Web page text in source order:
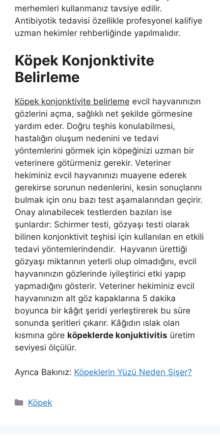
merhemleri kullanmanız tavsiye edilir.
Antibiyotik tedavisi özellikle profesyonel kalifiye
uzman hekimler rehberliğinde yapılmalıdır.
Köpek Konjonktivite
Belirleme
Köpek konjonktivite belirleme evcil hayvanınızın
gözlerini açma, sağlıklı net şekilde görmesine
yardım eder. Doğru teşhis konulabilmesi,
hastalığın oluşum nedenini ve tedavi
yöntemlerini görmek için köpeğinizi uzman bir
veterinere götürmeniz gerekir. Veteriner
hekiminiz evcil hayvanınızı muayene ederek
gerekirse sorunun nedenlerini, kesin sonuçlarını
bulmak için onu bazı test aşamalarından geçirir.
Onay alınabilecek testlerden bazıları ise
şunlardır: Schirmer testi, gözyaşı testi olarak
bilinen konjonktivit teşhisi için kullanılan en etkili
tedavi yöntemlerindendir. Hayvanın ürettiği
gözyaşı miktarının yeterli olup olmadığını, evcil
hayvanınızın gözlerinde iyileştirici etki yapıp
yapmadığını gösterir. Veteriner hekiminiz evcil
hayvanınızın alt göz kapaklarına 5 dakika
boyunca bir kâğıt şeridi yerleştirerek bu süre
sonunda şeritleri çıkarır. Kâğıdın ıslak olan
kısmına göre köpeklerde konjuktivitis üretim
seviyesi ölçülür.
Ayrıca Bakınız: Köpeklerin Yüzü Neden Şişer?
Kategoriler
Köpek